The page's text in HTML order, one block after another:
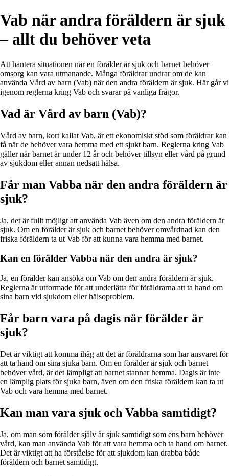
Vab när andra föräldern är sjuk
– allt du behöver veta
Att hantera situationen när en förälder är sjuk och barnet behöver
omsorg kan vara utmanande. Många föräldrar undrar om de kan
använda Vård av barn (Vab) när den andra föräldern är sjuk. Här går vi
igenom reglerna kring Vab och svarar på vanliga frågor.
Vad är Vård av barn (Vab)?
Vård av barn, kort kallat Vab, är ett ekonomiskt stöd som föräldrar kan
få när de behöver vara hemma med ett sjukt barn. Reglerna kring Vab
gäller när barnet är under 12 år och behöver tillsyn eller vård på grund
av sjukdom eller annan nedsatt hälsa.
Får man Vabba när den andra föräldern är
sjuk?
Ja, det är fullt möjligt att använda Vab även om den andra föräldern är
sjuk. Om en förälder är sjuk och barnet behöver omvårdnad kan den
friska föräldern ta ut Vab för att kunna vara hemma med barnet.
Kan en förälder Vabba när den andra är sjuk?
Ja, en förälder kan ansöka om Vab om den andra föräldern är sjuk.
Reglerna är utformade för att underlätta för föräldrarna att ta hand om
sina barn vid sjukdom eller hälsoproblem.
Får barn vara på dagis när förälder är
sjuk?
Det är viktigt att komma ihåg att det är föräldrarna som har ansvaret för
att ta hand om sina sjuka barn. Om en förälder är sjuk och barnet
behöver vård, är det lämpligt att barnet stannar hemma. Dagis är inte
en lämplig plats för sjuka barn, även om den friska föräldern kan ta ut
Vab och vara hemma med barnet.
Kan man vara sjuk och Vabba samtidigt?
Ja, om man som förälder själv är sjuk samtidigt som ens barn behöver
vård, kan man använda Vab för att vara hemma och ta hand om barnet.
Det är viktigt att ha förståelse för att sjukdom kan drabba både
föräldern och barnet samtidigt.